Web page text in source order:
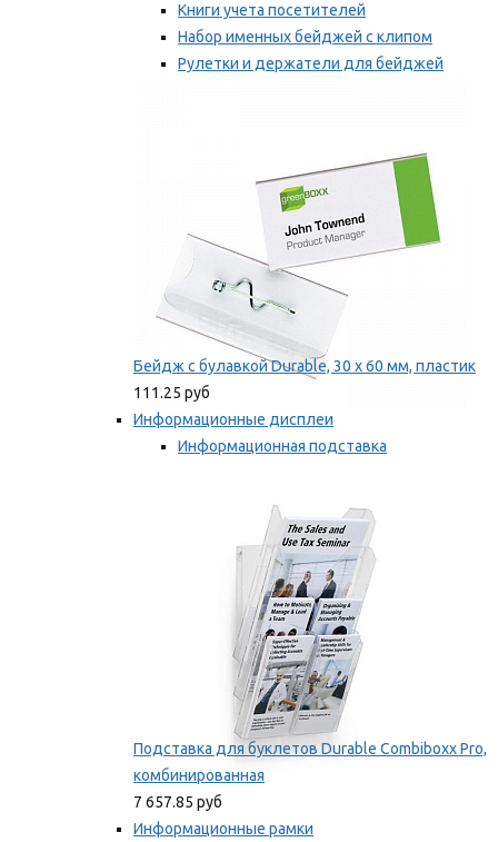
Книги учета посетителей
Набор именных бейджей с клипом
Рулетки и держатели для бейджей
Бейдж с булавкой Durable, 30 х 60 мм, пластик
111.25 руб
Информационные дисплеи
Информационная подставка
Подставка для буклетов Durable Combiboxx Pro,
комбинированная
7 657.85 руб
Информационные рамки